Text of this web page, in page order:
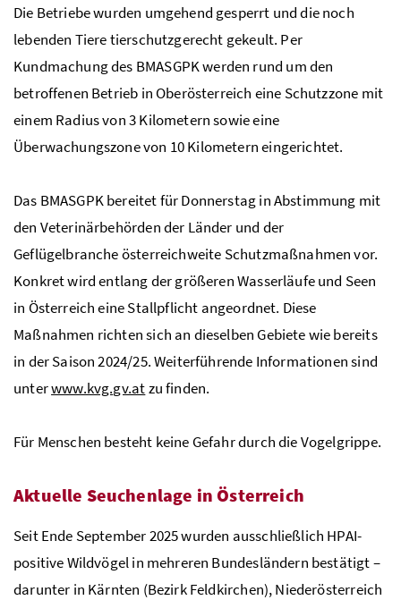
Die Betriebe wurden umgehend gesperrt und die noch
lebenden Tiere tierschutzgerecht gekeult. Per
Kundmachung des BMASGPKwerden rund um den
betroffenen Betrieb in Oberösterreich eine Schutzzone mit
einem Radius von 3 Kilometern sowie eine
Überwachungszone von 10 Kilometern eingerichtet.
Das BMASGPKbereitet für Donnerstag in Abstimmung mit
den Veterinärbehörden der Länder und der
Geflügelbranche österreichweite Schutzmaßnahmen vor.
Konkret wird entlang der größeren Wasserläufe und Seen
in Österreich eine Stallpflicht angeordnet. Diese
Maßnahmen richten sich an dieselben Gebiete wie bereits
in der Saison 2024/25. Weiterführende Informationen sind
unterwww.kvg.gv.atzu finden.
Für Menschen besteht keine Gefahr durch die Vogelgrippe.
Aktuelle Seuchenlage in Österreich
Seit Ende September 2025 wurden ausschließlich HPAI-
positive Wildvögel in mehreren Bundesländern bestätigt –
darunter in Kärnten (Bezirk Feldkirchen), Niederösterreich